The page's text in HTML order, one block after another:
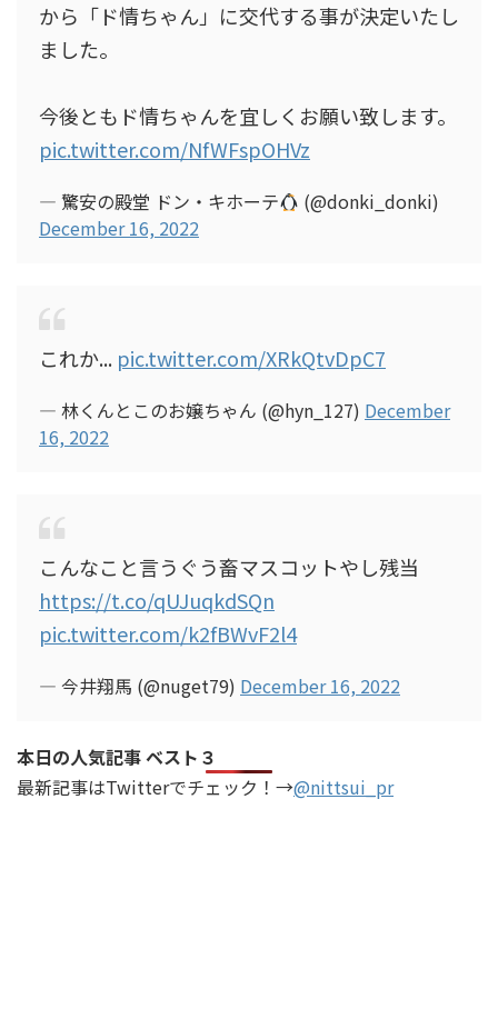
から「ド情ちゃん」に交代する事が決定いたし
ました。
今後ともド情ちゃんを宜しくお願い致します。
pic.twitter.com/NfWFspOHVz
— 驚安の殿堂 ドン・キホーテ
(@donki_donki)
December 16, 2022
これか... pic.twitter.com/XRkQtvDpC7
— 林くんとこのお嬢ちゃん (@hyn_127) December
16, 2022
こんなこと言うぐう畜マスコットやし残当
https://t.co/qUJuqkdSQn
pic.twitter.com/k2fBWvF2l4
— 今井翔馬 (@nuget79) December 16, 2022
本日の人気記事 ベスト３
最新記事はTwitterでチェック！→@nittsui_pr